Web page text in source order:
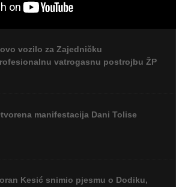
vozilo za Zajedničku
vatrogasnu postrojbu ŽP
manifestacija Dani Tolise
Kesić snimio pjesmu o Dodiku,